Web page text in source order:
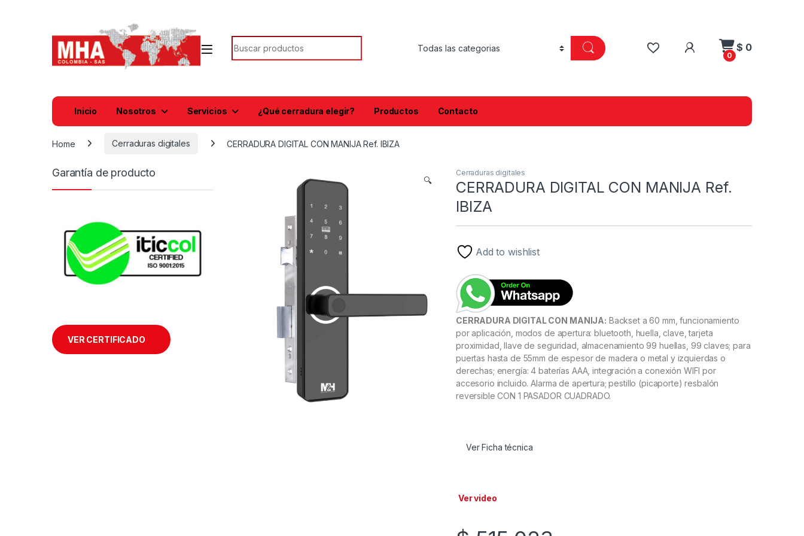
Search for:
0
$ 0
Inicio Nosotros Servicios ¿Qué cerradura elegir? Productos Contacto
Home Cerraduras digitales CERRADURA DIGITAL CON MANIJA Ref. IBIZA
🔍
Cerraduras digitales
CERRADURA DIGITAL CON MANIJA Ref.
IBIZA
Add to wishlist
CERRADURA DIGITAL CON MANIJA: Backset a 60 mm, funcionamiento
por aplicación, modos de apertura: bluetooth, huella, clave, tarjeta
proximidad, llave de seguridad, almacenamiento 99 huellas, 99 claves; para
puertas hasta de 55mm de espesor de madera o metal y izquierdas o
derechas; energía: 4 baterías AAA, integración a conexión WIFI por
accesorio incluido. Alarma de apertura; pestillo (picaporte) resbalón
reversible CON 1 PASADOR CUADRADO.
Ver Ficha técnica
Ver video
Garantía de producto
VER CERTIFICADO